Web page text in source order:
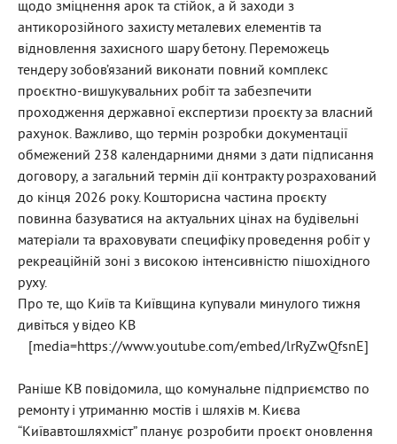
щодо зміцнення арок та стійок, а й заходи з
антикорозійного захисту металевих елементів та
відновлення захисного шару бетону. Переможець
тендеру зобов’язаний виконати повний комплекс
проєктно-вишукувальних робіт та забезпечити
проходження державної експертизи проєкту за власний
рахунок. Важливо, що термін розробки документації
обмежений 238 календарними днями з дати підписання
договору, а загальний термін дії контракту розрахований
до кінця 2026 року. Кошторисна частина проєкту
повинна базуватися на актуальних цінах на будівельні
матеріали та враховувати специфіку проведення робіт у
рекреаційній зоні з високою інтенсивністю пішохідного
руху.
Про те, що Київ та Київщина купували минулого тижня
дивіться у відео КВ
[media=https://www.youtube.com/embed/lrRyZwQfsnE]
Раніше КВ повідомила, що комунальне підприємство по
ремонту і утриманню мостів і шляхів м. Києва
“Київавтошляхміст” планує розробити проєкт оновлення